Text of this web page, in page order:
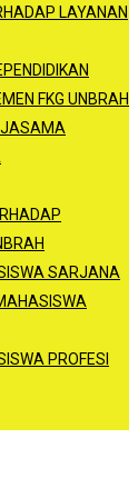
LAYANAN
FKG UNBRAH
SARJANA
PROFESI